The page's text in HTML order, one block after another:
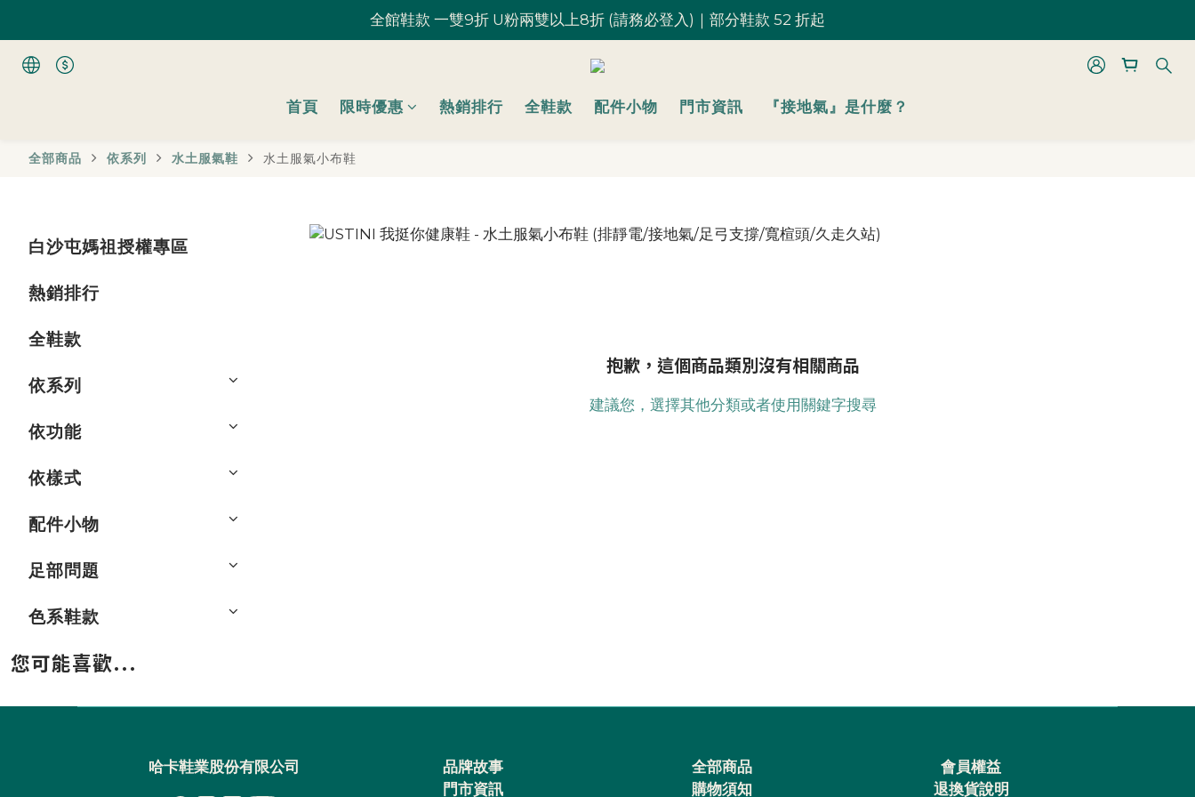
全館鞋款 一雙9折 U粉兩雙以上8折 (請務必登入)｜部分鞋款 52 折起
全館鞋款 一雙9折 U粉兩雙以上8折 (請務必登入)｜部分鞋款 52 折起
台灣滿 $1,700 享免運優惠
U粉就是你！加入會員 $200 購物金馬上用~
首頁 限時優惠 熱銷排行 全鞋款 配件小物 門市資訊 『接地氣』是什麼？
全部商品 依系列 水土服氣鞋 水土服氣小布鞋
白沙屯媽祖授權專區
熱銷排行
全鞋款
依系列
依功能
依樣式
配件小物
足部問題
色系鞋款
抱歉，這個商品類別沒有相關商品
建議您，選擇其他分類或者使用關鍵字搜尋
您可能喜歡...
哈卡鞋業股份有限公司
品牌故事
門市資訊
全部商品
購物須知
會員權益
退換貨說明